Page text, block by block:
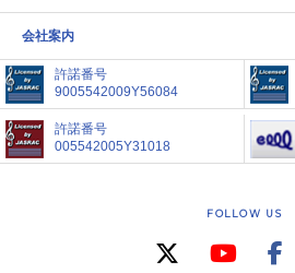
会社案内
許諾番号
9005542009Y56084
許諾番号
005542005Y31018
FOLLOW US